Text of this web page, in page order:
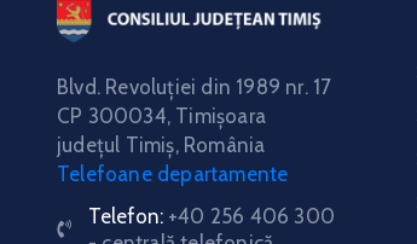
Blvd. Revoluţiei din 1989 nr. 17
CP 300034, Timişoara
judeţul Timiş, România
Telefoane departamente
Telefon: +40 256 406 300